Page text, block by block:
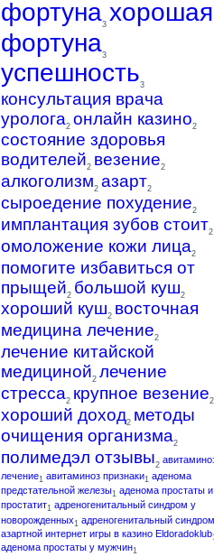
фортуна3 хорошая
фортуна3
успешность3
консультация врача
уролога2 онлайн казино2
состояние здоровья
водителей2 везение2
алкоголизм2 азарт2
сыроедение похудение2
имплантация зубов стоит2
омоложение кожи лица2
помогите избавиться от
прыщей2 большой куш2
хороший куш2 восточная
медицина лечение2
лечение китайской
медициной2 лечение
стресса2 крупное везение2
хороший доход2 методы
очищения организма2
полимедэл отзывы2
лечение1 авитаминоз признаки1 аденома
предстательной железы1 аденома простаты и
простатит1 адреногенитальный синдром у
новорожденных 1 адреногенитальный синдром
азартной интернет игры в казино Eldoradoklub1
аденома простаты у мужчин1